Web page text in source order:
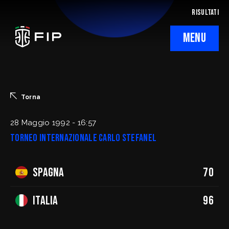
RISULTATI
MENU
Ticketing
Regolamenti
SafeGuarding/SPOC
Comitati Regionali
Torna
28 Maggio 1992 - 16:57
Torneo internazionale Carlo Stefanel
Spagna
70
Italia
96